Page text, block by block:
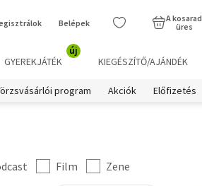
Belépek
A kosarad
üres
GYEREKJÁTÉK
új
KIEGÉSZÍTŐ/AJÁNDÉK
program Akciók Előfizetés
Film
Zene